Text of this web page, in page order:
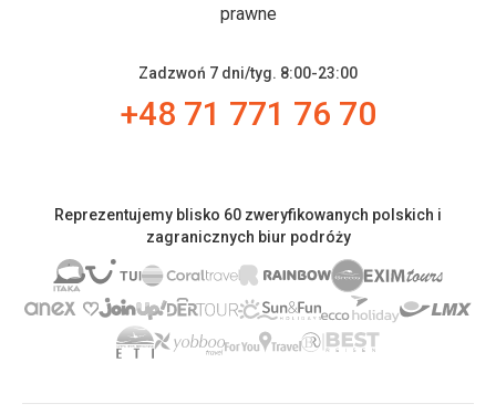
prawne
Zadzwoń 7 dni/tyg. 8:00-23:00
+48 71 771 76 70
Reprezentujemy blisko 60 zweryfikowanych polskich i
zagranicznych biur podróży